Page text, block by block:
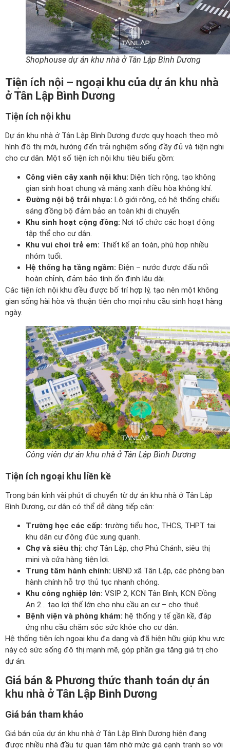
Shophouse dự án khu nhà ở Tân Lập Bình Dương
Tiện ích nội – ngoại khu của dự án khu nhà
ở Tân Lập Bình Dương
Tiện ích nội khu
Dự án khu nhà ở Tân Lập Bình Dương được quy hoạch theo mô
hình đô thị mới, hướng đến trải nghiệm sống đầy đủ và tiện nghi
cho cư dân. Một số tiện ích nội khu tiêu biểu gồm:
Công viên cây xanh nội khu: Diện tích rộng, tạo không
gian sinh hoạt chung và mảng xanh điều hòa không khí.
Đường nội bộ trải nhựa: Lộ giới rộng, có hệ thống chiếu
sáng đồng bộ đảm bảo an toàn khi di chuyển.
Khu sinh hoạt cộng đồng: Nơi tổ chức các hoạt động
tập thể cho cư dân.
Khu vui chơi trẻ em: Thiết kế an toàn, phù hợp nhiều
nhóm tuổi.
Hệ thống hạ tầng ngầm: Điện – nước được đấu nối
hoàn chỉnh, đảm bảo tính ổn định lâu dài.
Các tiện ích nội khu đều được bố trí hợp lý, tạo nên một không
gian sống hài hòa và thuận tiện cho mọi nhu cầu sinh hoạt hàng
ngày.
Công viên dự án khu nhà ở Tân Lập Bình Dương
Tiện ích ngoại khu liền kề
Trong bán kính vài phút di chuyển từ dự án khu nhà ở Tân Lập
Bình Dương, cư dân có thể dễ dàng tiếp cận:
Trường học các cấp: trường tiểu học, THCS, THPT tại
khu dân cư đông đúc xung quanh.
Chợ và siêu thị: chợ Tân Lập, chợ Phú Chánh, siêu thị
mini và cửa hàng tiện lợi.
Trung tâm hành chính: UBND xã Tân Lập, các phòng ban
hành chính hỗ trợ thủ tục nhanh chóng.
Khu công nghiệp lớn: VSIP 2, KCN Tân Bình, KCN Đồng
An 2… tạo lợi thế lớn cho nhu cầu an cư – cho thuê.
Bệnh viện và phòng khám: hệ thống y tế gần kề, đáp
ứng nhu cầu chăm sóc sức khỏe cho cư dân.
Hệ thống tiện ích ngoại khu đa dạng và đã hiện hữu giúp khu vực
này có sức sống đô thị mạnh mẽ, góp phần gia tăng giá trị cho
dự án.
Giá bán & Phương thức thanh toán dự án
khu nhà ở Tân Lập Bình Dương
Giá bán tham khảo
Giá bán của dự án khu nhà ở Tân Lập Bình Dương hiện đang
được nhiều nhà đầu tư quan tâm nhờ mức giá cạnh tranh so với